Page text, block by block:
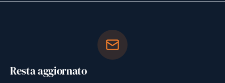
Resta aggiornato